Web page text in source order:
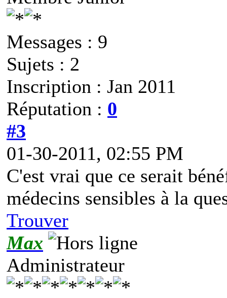
Messages : 9
Sujets : 2
Inscription : Jan 2011
Réputation : 0
#3
01-30-2011, 02:55 PM
C'est vrai que ce serait
médecins sensibles à la
Trouver
Max
Administrateur